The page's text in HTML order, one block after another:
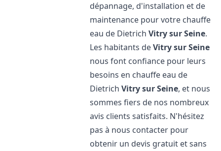
dépannage, d'installation et de
maintenance pour votre chauffe
eau de DietrichVitry sur Seine.
Les habitants deVitry sur Seine
nous font confiance pour leurs
besoins en chauffe eau de
DietrichVitry sur Seine, et nous
sommes fiers de nos nombreux
avis clients satisfaits. N'hésitez
pas à nous contacter pour
obtenir un devis gratuit et sans